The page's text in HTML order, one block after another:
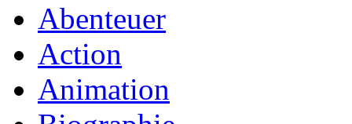
Abenteuer
Action
Animation